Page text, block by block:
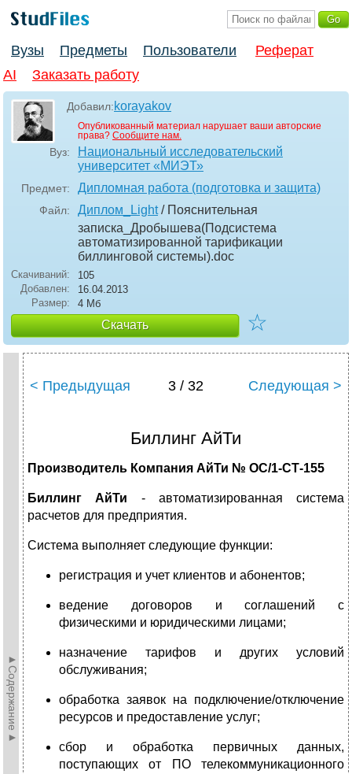
Вузы Предметы Пользователи
Реферат
AI
Заказать работу
Добавил:korayakov
Опубликованный материал нарушает ваши авторские
права? Сообщите нам.
Вуз:
Национальный исследовательский
университет «МИЭТ»
Предмет: Дипломная работа (подготовка и защита)
Файл: Диплом_Light/ Пояснительная
записка_Дробышева(Подсистема
автоматизированной тарификации
биллинговой системы).doc
Скачиваний:
105
Добавлен:
16.04.2013
Размер:
4 Мб
Скачать ☆
►Содержание►
< Предыдущая 3 / 32 Следующая >
Биллинг АйТи
Производитель Компания АйТи № ОС/1-СТ-155
Биллинг АйТи - автоматизированная система
расчетов для предприятия.
Система выполняет следующие функции:
регистрация и учет клиентов и абонентов;
ведение договоров и соглашений с
физическими и юридическими лицами;
назначение тарифов и других условий
обслуживания;
обработка заявок на подключение/отключение
ресурсов и предоставление услуг;
сбор и обработка первичных данных,
поступающих от ПО телекоммуникационного